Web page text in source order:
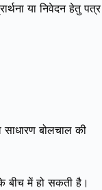
या निवेदन हेतु पत्र
बोलचाल की
बीच में हो सकती है।